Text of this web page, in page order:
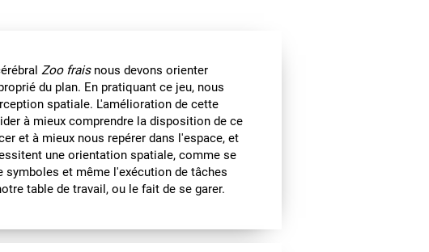
Zoo fraisnous devons orienter
du plan. En pratiquant ce jeu, nous
spatiale. L'amélioration de cette
à mieux comprendre la disposition de ce
et à mieux nous repérer dans l'espace, et
une orientation spatiale, comme se
symboles et même l'exécution de tâches
table de travail, ou le fait de se garer.